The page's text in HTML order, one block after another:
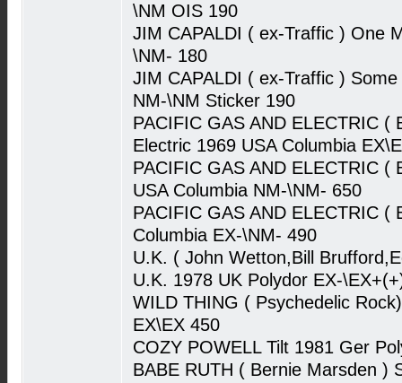
\NM OIS 190
JIM CAPALDI ( ex-Traffic ) One
\NM- 180
JIM CAPALDI ( ex-Traffic )
NM-\NM Sticker 190
PACIFIC GAS AND ELECTRIC (
Electric 1969 USA Columbia
PACIFIC GAS AND ELECTRIC (
USA Columbia NM-\NM- 650
PACIFIC GAS AND ELECTRIC (
Columbia EX-\NM- 490
U.K. ( John Wetton,Bill
U.K. 1978 UK Polydor EX-
WILD THING ( Psychedelic
EX\EX 450
COZY POWELL Tilt 1981 Ger
BABE RUTH ( Bernie Marsden )